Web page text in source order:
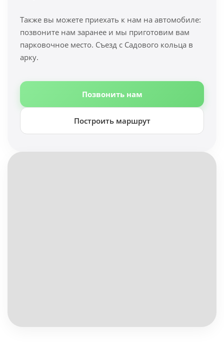
Также вы можете приехать к нам на автомобиле:
позвоните нам заранее и мы приготовим вам
парковочное место. Съезд с Садового кольца в
арку.
Позвонить нам
Построить маршрут